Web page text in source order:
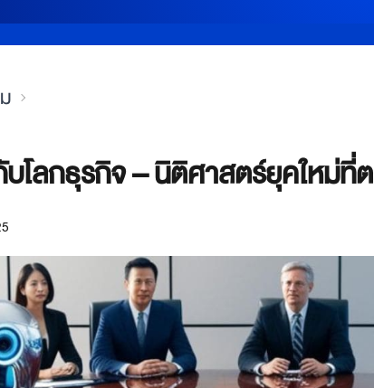
โลกธุรกิจ – นิติศาสตร์ยุคใหม่ที่